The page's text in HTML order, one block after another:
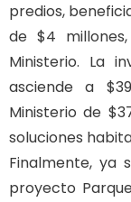
predios,
de $4
Ministerio. La
asciende a
Ministerio de
soluciones
Finalmente, ya
proyecto